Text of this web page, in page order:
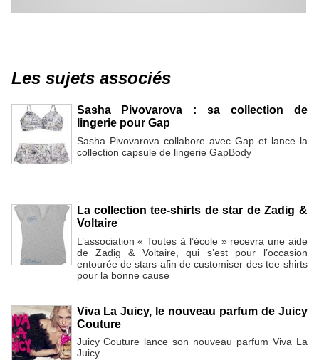
Les sujets associés
Sasha Pivovarova : sa collection de
lingerie pour Gap
Sasha Pivovarova collabore avec Gap et lance la
collection capsule de lingerie GapBody
La collection tee-shirts de star de Zadig &
Voltaire
L’association « Toutes à l’école » recevra une aide
de Zadig & Voltaire, qui s’est pour l’occasion
entourée de stars afin de customiser des tee-shirts
pour la bonne cause
Viva La Juicy, le nouveau parfum de Juicy
Couture
Juicy Couture lance son nouveau parfum Viva La
Juicy